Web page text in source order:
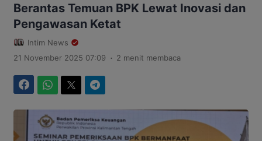
Berantas Temuan BPK Lewat Inovasi dan
Pengawasan Ketat
Intim News
21 November 2025 07:09 . 2 menit membaca